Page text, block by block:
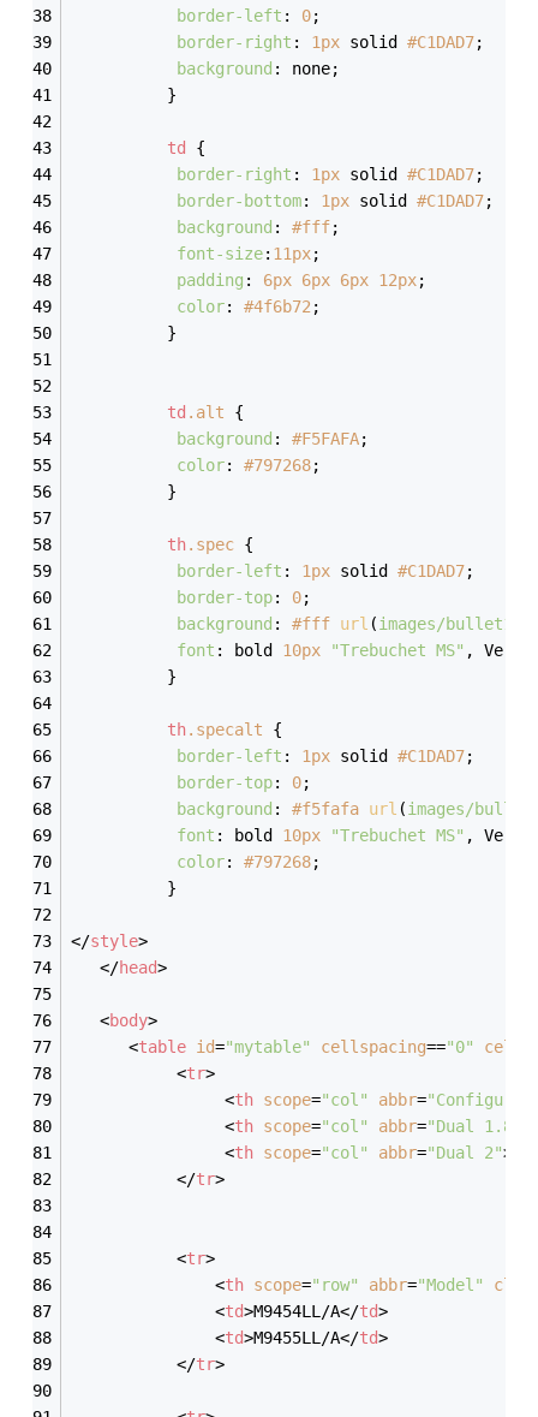
border-left : 0;
border-right : 1px solid #C1DAD7;
background : none;
          }
td
{
border-right : 1px solid #C1DAD7;
border-bottom: 1px solid #C1DAD7;
background : #fff;
font-size: 11px;
padding : 6px 6px 6px 12px;
color: #4f6b72 ;
          }
td .alt {
background : #F5FAFA;
color: #797268;
          }
th.spec {
border-left : 1px solid #C1DAD7;
border-top: 0;
background : #fff url (images/
font : bold 10px "Trebuchet MS" ,
          }
th.specalt {
border-left : 1px solid #C1DAD7;
border-top: 0;
background : #f5fafa url (images/
font : bold 10px "Trebuchet MS" ,
color: #797268;
          }
</style>
</head>
<body>
<table id="mytable" cellspacing=="0"
<tr>
<th scope="col" abbr=
<th scope="col" abbr="Dual 1.8"
<th scope="col" abbr="Dual 2">
</tr>
<tr>
<th scope="row" abbr="Model"
<td>M9454LL/A</td>
<td>M9455LL/A</td>
</tr>